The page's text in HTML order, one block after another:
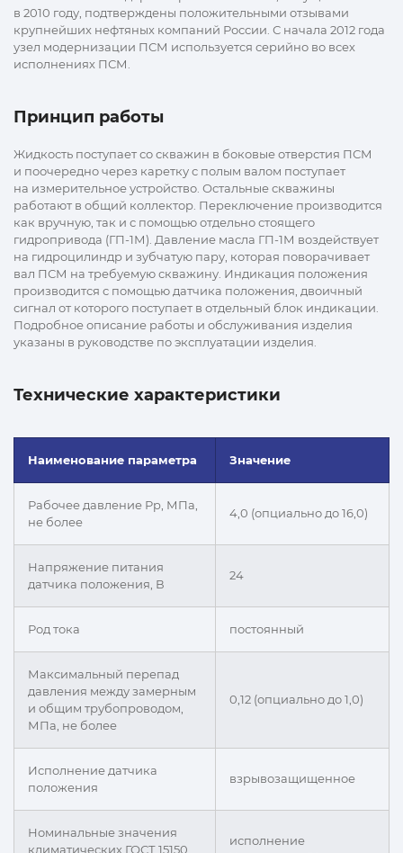
в 2010 году, подтверждены положительными отзывами
крупнейших нефтяных компаний России. С начала 2012 года
узел модернизации ПСМ используется серийно во всех
исполнениях ПСМ.
Принцип работы
Жидкость поступает со скважин в боковые отверстия ПСМ
и поочередно через каретку с полым валом поступает
на измерительное устройство. Остальные скважины
работают в общий коллектор. Переключение производится
как вручную, так и с помощью отдельно стоящего
гидропривода (ГП-1М). Давление масла ГП-1М воздействует
на гидроцилиндр и зубчатую пару, которая поворачивает
вал ПСМ на требуемую скважину. Индикация положения
производится с помощью датчика положения, двоичный
сигнал от которого поступает в отдельный блок индикации.
Подробное описание работы и обслуживания изделия
указаны в руководстве по эксплуатации изделия.
Технические характеристики
Наименование параметра Значение
Рабочее давление Рр, МПа,
не более
4,0 (опциально до 16,0)
Напряжение питания
датчика положения, В
24
Род тока постоянный
Максимальный перепад
давления между замерным
и общим трубопроводом,
МПа, не более
0,12 (опциально до 1,0)
Исполнение датчика
положения
взрывозащищенное
Номинальные значения
климатических ГОСТ 15150
исполнение